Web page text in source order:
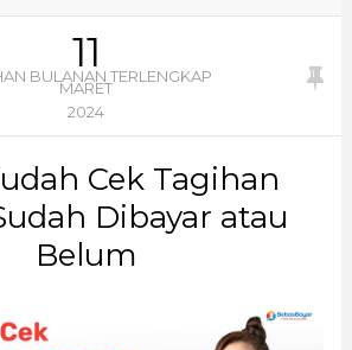
11
MARET
2024
BULANAN TERLENGKAP
Cek Tagihan
Dibayar atau
Belum